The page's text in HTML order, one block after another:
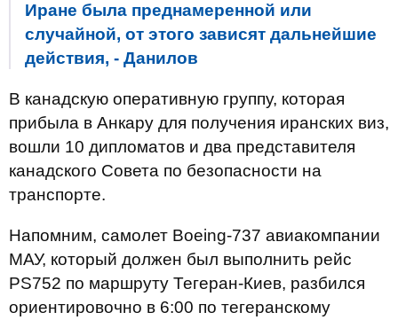
Иране была преднамеренной или
случайной, от этого зависят дальнейшие
действия, - Данилов
В канадскую оперативную группу, которая
прибыла в Анкару для получения иранских виз,
вошли 10 дипломатов и два представителя
канадского Совета по безопасности на
транспорте.
Напомним, самолет Boeing-737 авиакомпании
МАУ, который должен был выполнить рейс
PS752 по маршруту Тегеран-Киев, разбился
ориентировочно в 6:00 по тегеранскому